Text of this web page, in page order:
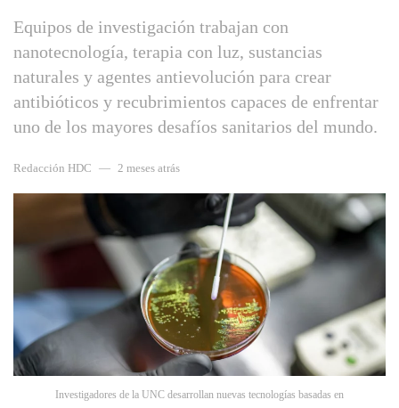
Equipos de investigación trabajan con
nanotecnología, terapia con luz, sustancias
naturales y agentes antievolución para crear
antibióticos y recubrimientos capaces de enfrentar
uno de los mayores desafíos sanitarios del mundo.
Redacción HDC 2 meses atrás
Investigadores de la UNC desarrollan nuevas tecnologías basadas en